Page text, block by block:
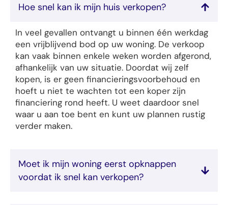
Hoe snel kan ik mijn huis verkopen?
In veel gevallen ontvangt u binnen één werkdag
een vrijblijvend bod op uw woning. De verkoop
kan vaak binnen enkele weken worden afgerond,
afhankelijk van uw situatie. Doordat wij zelf
kopen, is er geen financieringsvoorbehoud en
hoeft u niet te wachten tot een koper zijn
financiering rond heeft. U weet daardoor snel
waar u aan toe bent en kunt uw plannen rustig
verder maken.
Moet ik mijn woning eerst opknappen
voordat ik snel kan verkopen?